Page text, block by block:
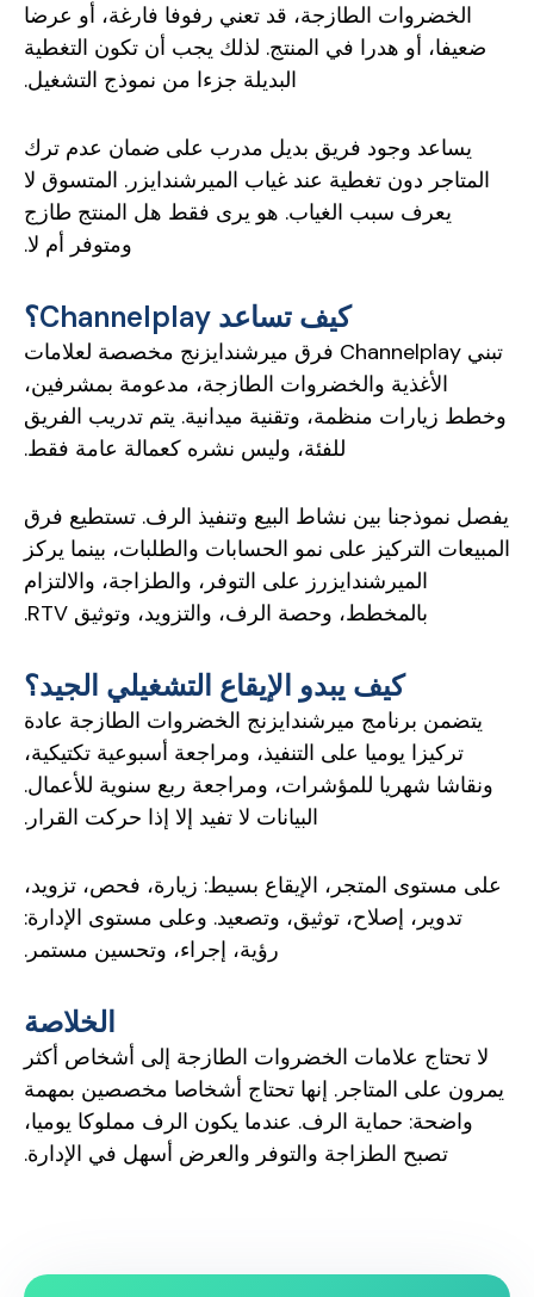
الخضروات الطازجة، قد تعني رفوفا فارغة، أو عرضا
ضعيفا، أو هدرا في المنتج. لذلك يجب أن تكون التغطية
البديلة جزءا من نموذج التشغيل.
يساعد وجود فريق بديل مدرب على ضمان عدم ترك
المتاجر دون تغطية عند غياب الميرشندايزر. المتسوق لا
يعرف سبب الغياب. هو يرى فقط هل المنتج طازج
ومتوفر أم لا.
كيف تساعد Channelplay؟
تبني Channelplay فرق ميرشندايزنج مخصصة لعلامات
الأغذية والخضروات الطازجة، مدعومة بمشرفين،
وخطط زيارات منظمة، وتقنية ميدانية. يتم تدريب الفريق
للفئة، وليس نشره كعمالة عامة فقط.
يفصل نموذجنا بين نشاط البيع وتنفيذ الرف. تستطيع فرق
المبيعات التركيز على نمو الحسابات والطلبات، بينما يركز
الميرشندايزرز على التوفر، والطزاجة، والالتزام
بالمخطط، وحصة الرف، والتزويد، وتوثيق RTV.
كيف يبدو الإيقاع التشغيلي الجيد؟
يتضمن برنامج ميرشندايزنج الخضروات الطازجة عادة
تركيزا يوميا على التنفيذ، ومراجعة أسبوعية تكتيكية،
ونقاشا شهريا للمؤشرات، ومراجعة ربع سنوية للأعمال.
البيانات لا تفيد إلا إذا حركت القرار.
على مستوى المتجر، الإيقاع بسيط: زيارة، فحص، تزويد،
تدوير، إصلاح، توثيق، وتصعيد. وعلى مستوى الإدارة:
رؤية، إجراء، وتحسين مستمر.
الخلاصة
لا تحتاج علامات الخضروات الطازجة إلى أشخاص أكثر
يمرون على المتاجر. إنها تحتاج أشخاصا مخصصين بمهمة
واضحة: حماية الرف. عندما يكون الرف مملوكا يوميا،
تصبح الطزاجة والتوفر والعرض أسهل في الإدارة.